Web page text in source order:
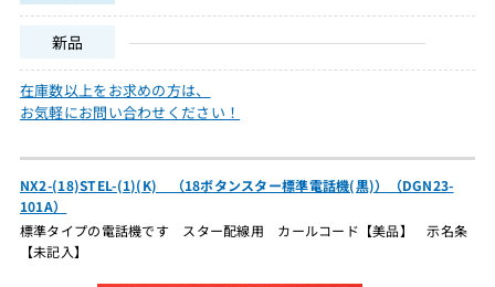
新品
在庫数以上をお求めの方は、
お気軽にお問い合わせください！
NX2-(18)STEL-(1)(K) （18ボタンスター標準電話機(黒)）（DGN23-
101A）
標準タイプの電話機です スター配線用 カールコード【美品】 示名条
【未記入】